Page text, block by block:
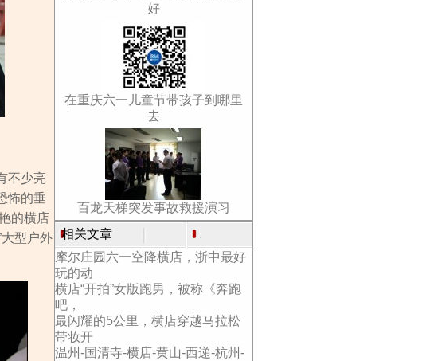
好
在重庆六一儿童节带孩子到哪里
去
百龙天梯突发事故救援演习
相关文章
摩尔庄园六一空降横店，浙中最好
玩的动
横店“开拍”女版跑男，被称《奔跑
吧，
最闪耀的5公里，横店穿越马拉松
带妆开
温州-国清寺-横店-黄山-西递-杭州-
不少亮
怖的垂
的横店
型户外